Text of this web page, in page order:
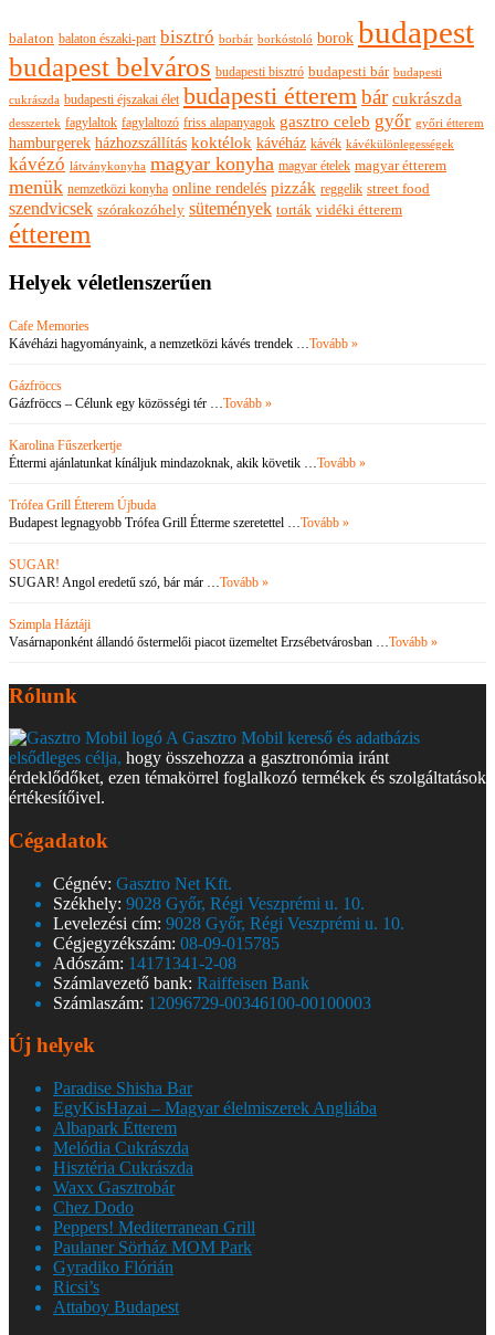
balaton balaton északi-part bisztró borbár borkóstoló borok budapest
budapest belváros budapesti bisztró budapesti bár budapesti
cukrászda budapesti éjszakai élet budapesti étterembár cukrászda
desszertek fagylaltok fagylaltozó friss alapanyagok gasztro celeb győr győri étterem
hamburgerek házhozszállítás koktélok kávéház kávék kávékülönlegességek
kávézó látványkonyha magyar konyha magyar ételek magyar étterem
menük nemzetközi konyha online rendelés pizzák reggelik street food
szendvicsek szórakozóhely sütemények torták vidéki étterem
étterem
Helyek véletlenszerűen
Cafe Memories
Kávéházi hagyományaink, a nemzetközi kávés trendek …Tovább »
Gázfröccs
Gázfröccs – Célunk egy közösségi tér …Tovább »
Karolina Fűszerkertje
Éttermi ajánlatunkat kínáljuk mindazoknak, akik követik …Tovább »
Trófea Grill Étterem Újbuda
Budapest legnagyobb Trófea Grill Étterme szeretettel …Tovább »
SUGAR!
SUGAR! Angol eredetű szó, bár már …Tovább »
Szimpla Háztáji
Vasárnaponként állandó őstermelői piacot üzemeltet Erzsébetvárosban …Tovább »
Rólunk
A Gasztro Mobil kereső és adatbázis
elsődleges célja, hogy összehozza a gasztronómia iránt
érdeklődőket, ezen témakörrel foglalkozó termékek és szolgáltatások
értékesítőivel.
Cégadatok
Cégnév: Gasztro Net Kft.
Székhely: 9028 Győr, Régi Veszprémi u. 10.
Levelezési cím: 9028 Győr, Régi Veszprémi u. 10.
Cégjegyzékszám: 08-09-015785
Adószám: 14171341-2-08
Számlavezető bank: Raiffeisen Bank
Számlaszám: 12096729-00346100-00100003
Új helyek
Paradise Shisha Bar
EgyKisHazai – Magyar élelmiszerek Angliába
Albapark Étterem
Melódia Cukrászda
Hisztéria Cukrászda
Waxx Gasztrobár
Chez Dodo
Peppers! Mediterranean Grill
Paulaner Sörház MOM Park
Gyradiko Flórián
Ricsi’s
Attaboy Budapest